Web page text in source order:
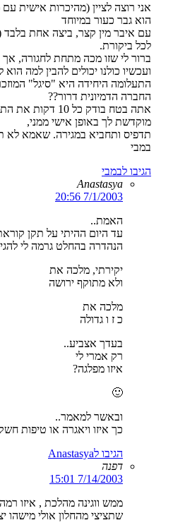
אני רוצה לציין (מהיכרות
הוא גבר כעור במיוחד
עם איבר מין קצר, ביצה אחת בלבד
לכל ביקורת.
ברור לי שזו מכה מתחת לחגורה,
ועכשיו כולנו יכולים להבין למה
התעלומה היחידה היא "סיגל"
החברה הדמיונית דרור??
אתה בטח בודק כל
מוקדשת לך באופן אישי ממני,
תדפיס ותחביא במגירה. שאמא לא
במבי
הגיבו לבמבי
Anastasya
7/1/2003 20:56
האמת..
עד היום ההיתי על תקן
הנהדרה בהחלט גרמה לי
יקירתי, מלכה את
ולא מתוקף ירושה
מלכה את
כ ז ו גדולה
בעדך אצביע..
רק אמרי לי
איזו מפלגה?
🙂
ובאשר למאמר..
כך איזו ויאגרה או טיפות
הגיבו לAnastasya
דפנה
7/14/2003 15:01
ממש ווגינה מהלכת , איזו
שתציצי מהחלון אולי מישהו